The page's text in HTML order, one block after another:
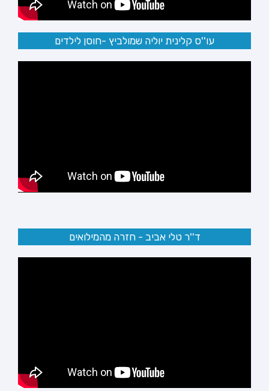
עו''ס קלינית יוליה שמולביץ -חוסן לילדים
ד''ר טלי אביב - חזרה מהמילואים